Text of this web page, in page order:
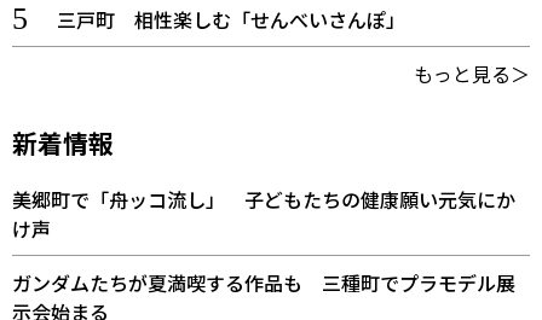
三戸町 相性楽しむ「せんべいさんぽ」
もっと見る＞
新着情報
美郷町で「舟ッコ流し」 子どもたちの健康願い元気にか
け声
ガンダムたちが夏満喫する作品も 三種町でプラモデル展
示会始まる